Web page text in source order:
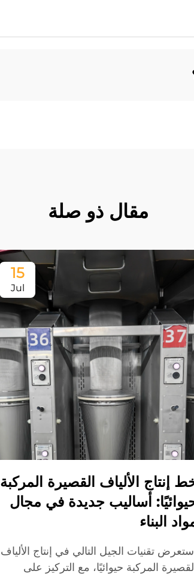
مقال ذو صلة
15
Jul
إنتاج الألياف القصيرة المركبة
أساليب جديدة في مجال
البناء
تقنيات الجيل التالي في إنتاج الألياف
المركبة حيوائيًا، مع التركيز على